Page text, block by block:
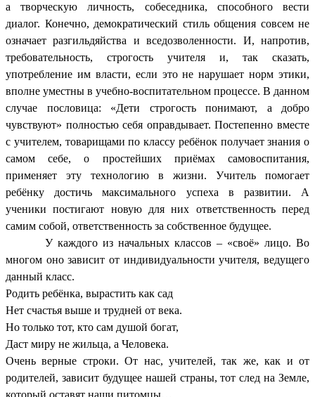
а творческую личность, собеседника, способного вести
диалог. Конечно, демократический стиль общения совсем не
означает разгильдяйства и вседозволенности. И, напротив,
требовательность, строгость учителя и, так сказать,
употребление им власти, если это не нарушает норм этики,
вполне уместны в учебно-воспитательном процессе. В данном
случае пословица: «Дети строгость понимают, а добро
чувствуют» полностью себя оправдывает. Постепенно вместе
с учителем, товарищами по классу ребёнок получает знания о
самом себе, о простейших приёмах самовоспитания,
применяет эту технологию в жизни. Учитель помогает
ребёнку достичь максимального успеха в развитии. А
ученики постигают новую для них ответственность перед
самим собой, ответственность за собственное будущее.
У каждого из начальных классов – «своё» лицо. Во
многом оно зависит от индивидуальности учителя, ведущего
данный класс.
Родить ребёнка, вырастить как сад
Нет счастья выше и трудней от века.
Но только тот, кто сам душой богат,
Даст миру не жильца, а Человека.
Очень верные строки. От нас, учителей, так же, как и от
родителей, зависит будущее нашей страны, тот след на Земле,